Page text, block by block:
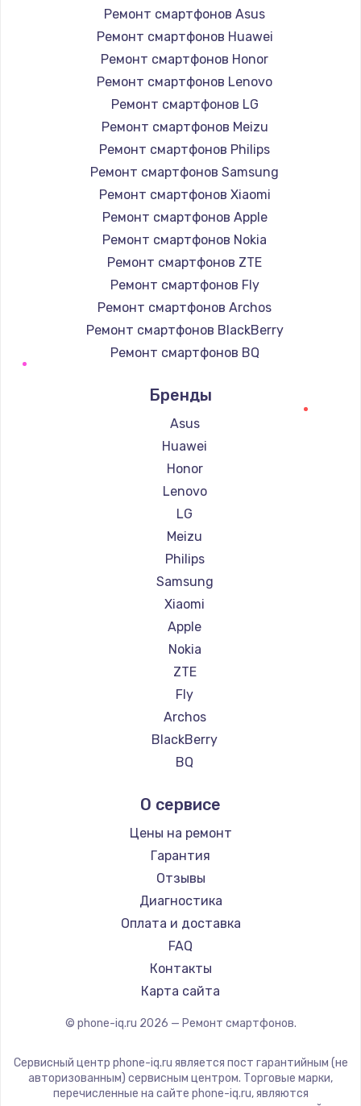
Ремонт смартфонов Asus
Ремонт смартфонов Huawei
Ремонт смартфонов Honor
Ремонт смартфонов Lenovo
Ремонт смартфонов LG
Ремонт смартфонов Meizu
Ремонт смартфонов Philips
Ремонт смартфонов Samsung
Ремонт смартфонов Xiaomi
Ремонт смартфонов Apple
Ремонт смартфонов Nokia
Ремонт смартфонов ZTE
Ремонт смартфонов Fly
Ремонт смартфонов Archos
Ремонт смартфонов BlackBerry
Ремонт смартфонов BQ
Ремонт смартфонов Digma
Ремонт смартфонов Ginzzu
Ремонт смартфонов Highscreen
Ремонт смартфонов Irbis
Ремонт смартфонов Kyocera
Ремонт смартфонов LeEco
Ремонт смартфонов OnePlus
Ремонт смартфонов teXet
Ремонт смартфонов Motorola
Ремонт смартфонов Prestigio
Ремонт смартфонов Vertex
Ремонт смартфонов Microsoft
Ремонт смартфонов Sharp
Ремонт смартфонов Elephone
Ремонт смартфонов BlackView
Ремонт смартфонов Google
Ремонт смартфонов Vertu
Ремонт смартфонов Hisense
Ремонт смартфонов Nubia
Ремонт смартфонов Land Rover
Ремонт смартфонов Acer
Ремонт смартфонов HP
Ремонт смартфонов Poco
Ремонт смартфонов HTC
Ремонт смартфонов Blackmagic
Ремонт смартфонов Nothing
Бренды
Asus
Huawei
Honor
Lenovo
LG
Meizu
Philips
Samsung
Xiaomi
Apple
Nokia
ZTE
Fly
Archos
BlackBerry
BQ
Digma
Ginzzu
Highscreen
Irbis
Kyocera
LeEco
OnePlus
teXet
Motorola
Sharp
Elephone
О сервисе
Цены на ремонт
Гарантия
Отзывы
Диагностика
Оплата и доставка
FAQ
Контакты
Карта сайта
© phone-iq.ru 2026 — Ремонт смартфонов.
Сервисный центр phone-iq.ru является пост гарантийным (не
авторизованным) сервисным центром. Торговые марки,
перечисленные на сайте phone-iq.ru, являются